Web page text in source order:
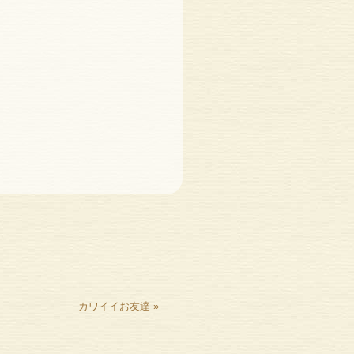
カワイイお友達 »